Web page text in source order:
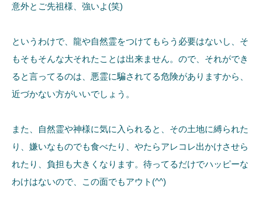
意外とご先祖様、強いよ(笑)
というわけで、龍や自然霊をつけてもらう必要はないし、そ
もそもそんな大それたことは出来ません。ので、それができ
ると言ってるのは、悪霊に騙されてる危険がありますから、
近づかない方がいいでしょう。
また、自然霊や神様に気に入られると、その土地に縛られた
り、嫌いなものでも食べたり、やたらアレコレ出かけさせら
れたり、負担も大きくなります。待ってるだけでハッピーな
わけはないので、この面でもアウト(^^)